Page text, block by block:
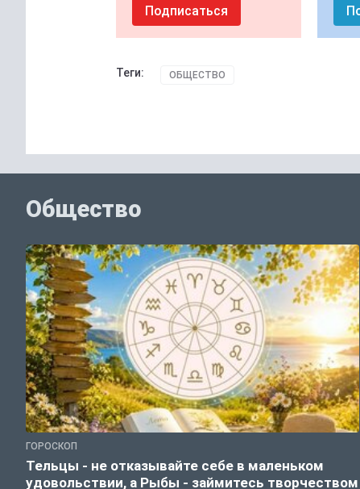
Подписаться
Теги: ОБЩЕСТВО
Общество
ГОРОСКОП
Тельцы - не отказывайте себе в маленьком
удовольствии, а Рыбы - займитесь творчеством